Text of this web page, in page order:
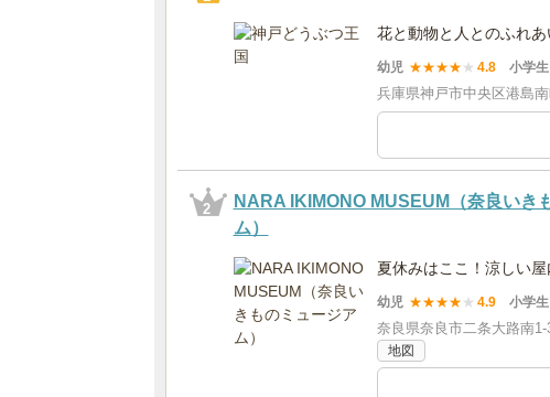
花と動物と人とのふれあ
幼児 ★★★★ ★ 4.8 小学生
兵庫県神戸市中央区港島
2
NARA IKIMONO MUSEUM（奈良いき
ム）
夏休みはここ！涼しい
幼児 ★★★★ ★ 4.9 小学生
奈良県奈良市二条大路南
地図